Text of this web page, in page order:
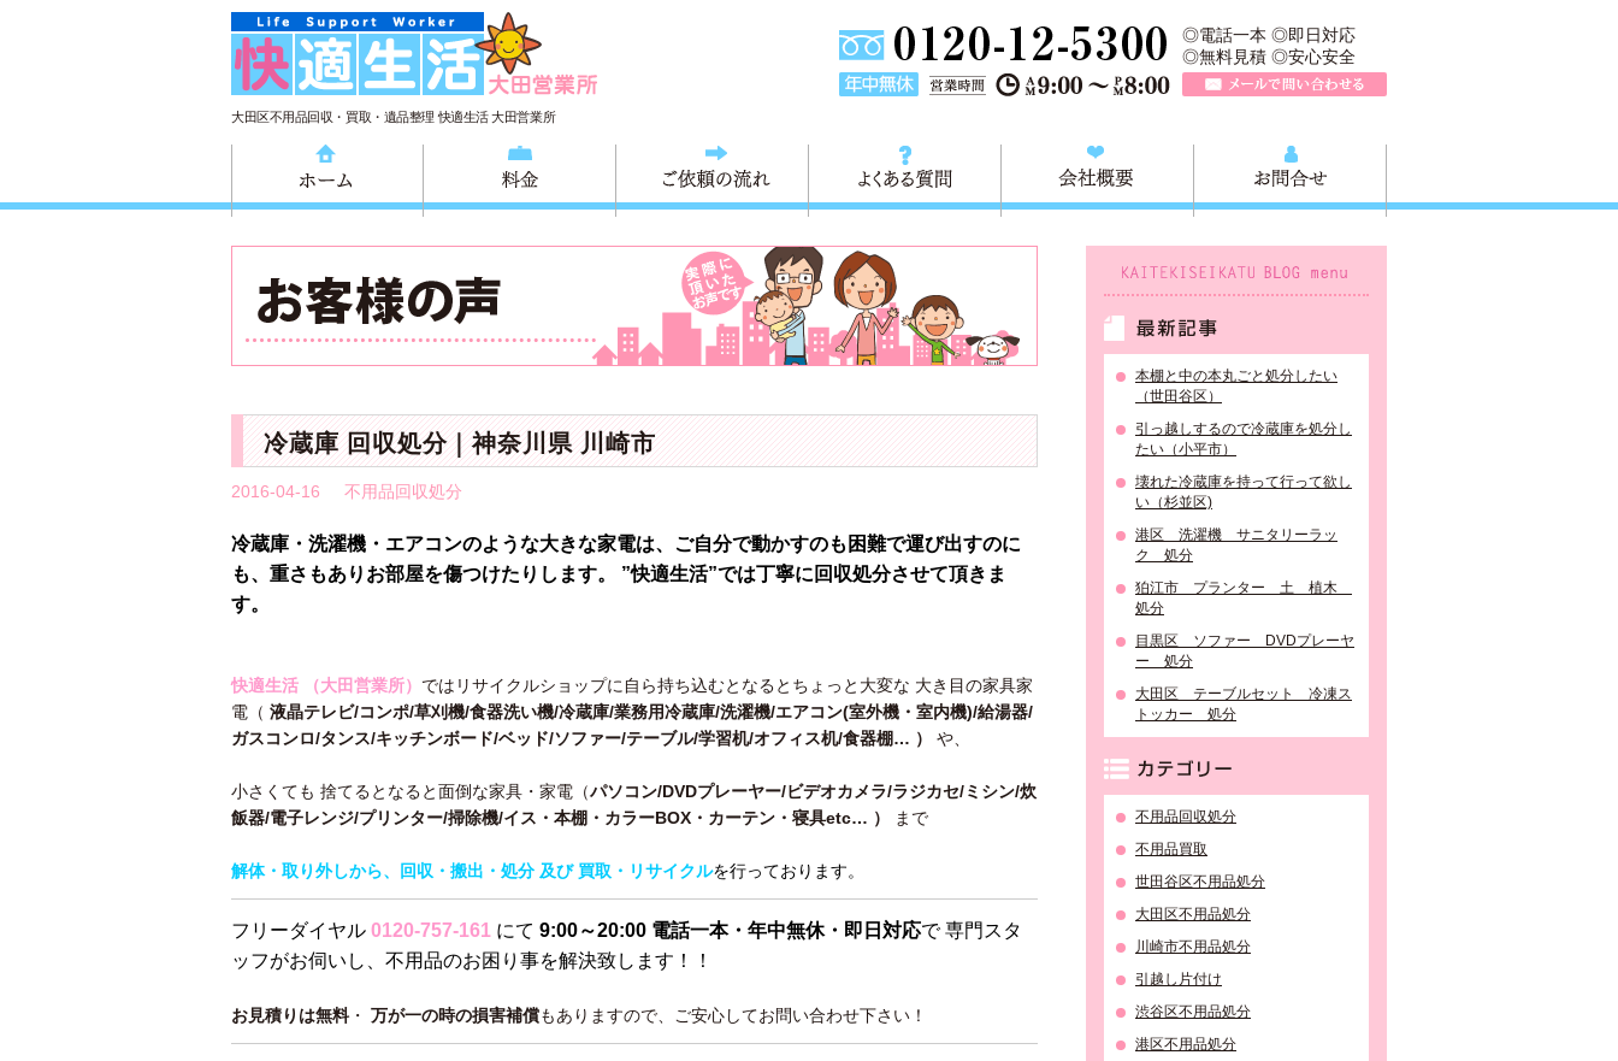
大田区不用品回収・買取・遺品整理 快適生活 大田営業所
TEL 0120-757-161（年中無休）営業時間AM9:00～
◎電話一本 ◎即日対応
◎無料見積 ◎安心安全
ご依頼の流れ よくある質問
冷蔵庫 回収処分｜神奈川県 川崎市
2016-04-16 不用品回収処分
冷蔵庫・洗濯機・エアコンのような大きな家電は、ご自分で動かすのも困難で運び出すのに
も、重さもありお部屋を傷つけたりします。 ”快適生活”では丁寧に回収処分させて頂きま
す。
快適生活 （大田営業所） ではリサイクルショップに自ら持ち込むとなるとちょっと大変な 大き目の家具家
電（ 液晶テレビ/コンポ/草刈機/食器洗い機/冷蔵庫/業務用冷蔵庫/洗濯機/エアコン(室外機・室内機)/給湯器/
ガスコンロ/タンス/キッチンボード/ベッド/ソファー/テーブル/学習机/オフィス机/食器棚… ） や、
小さくても 捨てるとなると面倒な家具・家電（パソコン/DVDプレーヤー/ビデオカメラ/ラジカセ/ミシン/炊
飯器/電子レンジ/プリンター/掃除機/イス・本棚・カラーBOX・カーテン・寝具etc… ）
まで
解体・取り外しから、回収・搬出・処分 及び 買取・リサイクルを行っております。
フリーダイヤル 0120-757-161 にて 9:00～20:00 電話一本・年中無休・即日対応で 専門スタ
ッフがお伺いし、不用品のお困り事を解決致します！！
お見積りは無料・ 万が一の時の損害補償もありますので、ご安心してお問い合わせ下さい！
本棚と中の本丸ごと処分したい
（世田谷区）
引っ越しするので冷蔵庫を処分し
たい（小平市）
壊れた冷蔵庫を持って行って欲し
い（杉並区)
港区 洗濯機 サニタリーラッ
ク 処分
狛江市 プランター 土 植木
処分
目黒区 ソファー DVDプレーヤ
ー 処分
大田区 テーブルセット 冷凍ス
トッカー 処分
不用品回収処分
不用品買取
世田谷区不用品処分
大田区不用品処分
川崎市不用品処分
引越し片付け
渋谷区不用品処分
港区不用品処分